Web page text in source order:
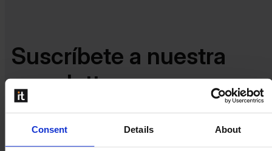
Consent Details About
Suscríbete a nuestra
newsletter
Mantente informado sobre las últimas actualizaciones de